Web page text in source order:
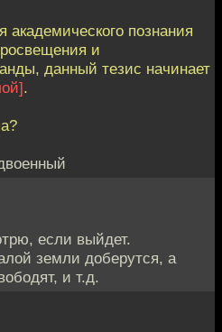
познания
и
данный тезис начинает
.
если выйдет.
земли доберутся, а
и т.д.